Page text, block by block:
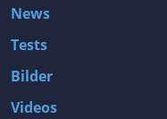
News
Tests
Bilder
Videos